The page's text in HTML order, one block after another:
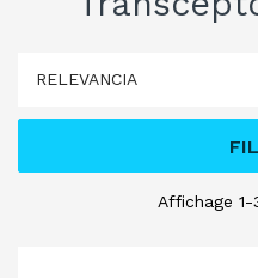
RELEVANCIA
Affichage